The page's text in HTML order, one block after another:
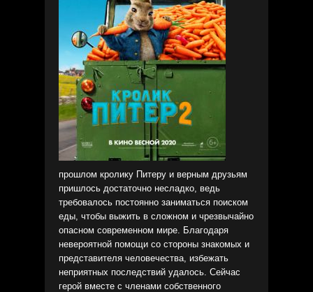
прошлом кролику Питеру и верным друзьям
пришлось достаточно несладко, ведь
требовалось постоянно заниматься поиском
еды, чтобы выжить в сложном и чрезвычайно
опасном современном мире. Благодаря
невероятной помощи со стороны знакомых и
представителя человечества, избежать
неприятных последствий удалось. Сейчас
герой вместе с членами собственного